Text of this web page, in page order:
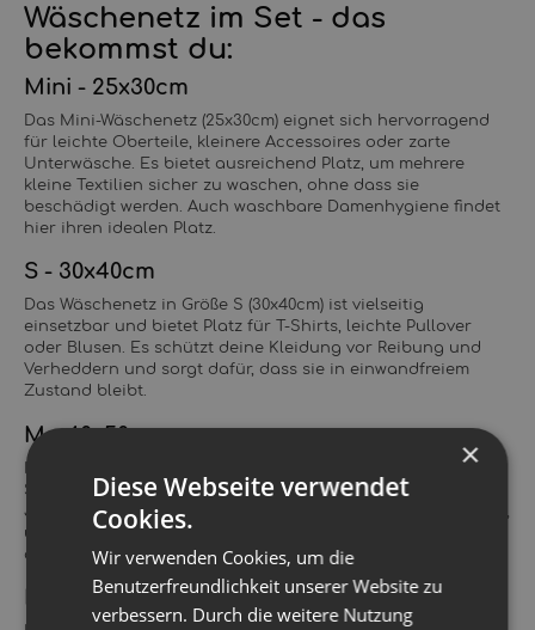
Wäschenetz im Set - das
bekommst du:
Mini - 25x30cm
Das Mini-Wäschenetz (25x30cm) eignet sich hervorragend
für leichte Oberteile, kleinere Accessoires oder zarte
Unterwäsche. Es bietet ausreichend Platz, um mehrere
kleine Textilien sicher zu waschen, ohne dass sie
beschädigt werden. Auch waschbare Damenhygiene findet
hier ihren idealen Platz.
S - 30x40cm
Das Wäschenetz in Größe S (30x40cm) ist vielseitig
einsetzbar und bietet Platz für T-Shirts, leichte Pullover
oder Blusen. Es schützt deine Kleidung vor Reibung und
Verheddern und sorgt dafür, dass sie in einwandfreiem
Zustand bleibt.
M - 40x50cm
Stoffwindeln und größere Kleidungsstücke wie Hosen,
Jeans oder dickere Materialien. Es bietet ausreichend Platz,
um mehrere Artikel gleichzeitig zu waschen, ohne dass
diese aneinander reiben.
L - 50x60cm
×
Diese Webseite verwendet
Cookies.
Wir verwenden Cookies, um die
Benutzerfreundlichkeit unserer Website zu
verbessern. Durch die weitere Nutzung